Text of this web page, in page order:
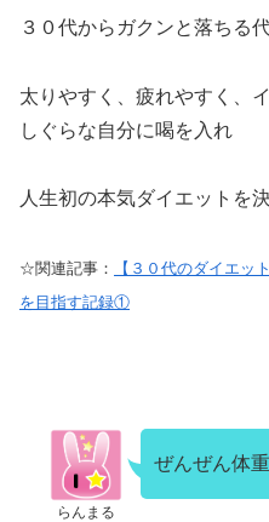
３０代からガクンと落ちる
太りやすく、疲れやすく、
しぐらな自分に喝を入れ
人生初の本気ダイエットを
☆関連記事：
【３０代のダイエッ
を目指す記録①
らんまる
ぜんぜん体